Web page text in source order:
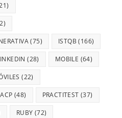
(75) ISTQB (166)
(28) MOBILE (64)
(22)
(48) PRACTITEST (37)
RUBY (72)